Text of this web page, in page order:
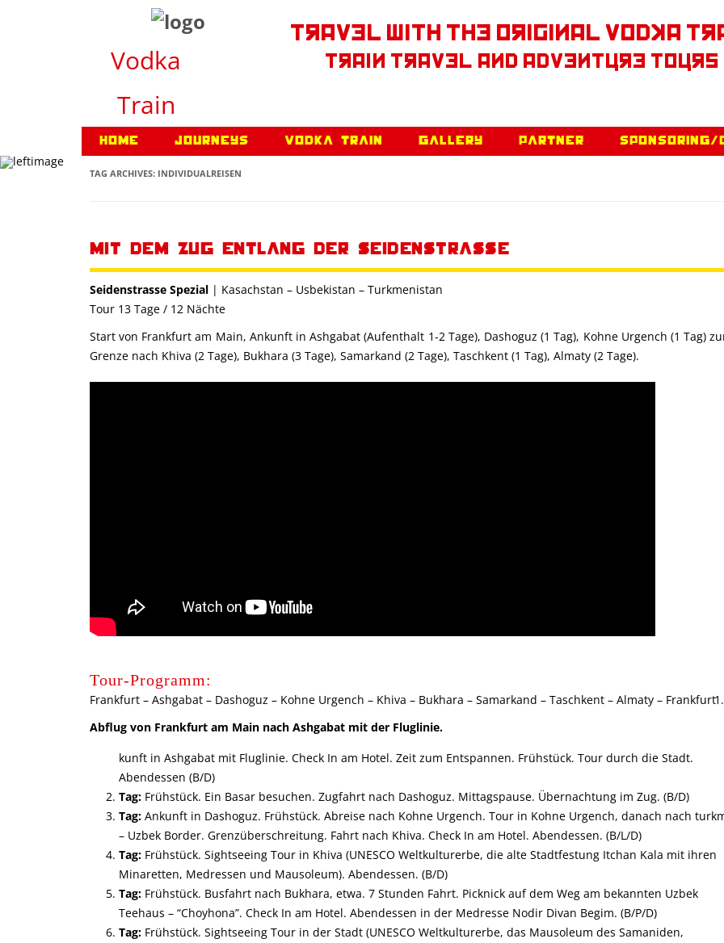
Vodka
Train
Travel With The Original Vodka
Train Travel and Adventure Tours
Skip to content
Home Journeys Vodka Train Gallery Partner Sponsoring/
TAG ARCHIVES: INDIVIDUALREISEN
Mit dem Zug entlang der Seidenstrasse
Seidenstrasse Spezial| Kasachstan – Usbekistan – Turkmenistan
Tour 13 Tage / 12 Nächte
Start von Frankfurt am Main, Ankunft in Ashgabat (Aufenthalt 1-2 Tage), Dashoguz (1 Tag), Kohne Urgench (1 Tag)
Grenze nach Khiva (2 Tage), Bukhara (3 Tage), Samarkand (2 Tage), Taschkent (1 Tag), Almaty (2 Tage).
Tour-Programm:
Frankfurt – Ashgabat – Dashoguz – Kohne Urgench – Khiva – Bukhara – Samarkand – Taschkent – Almaty – Frankfurt
Abflug von Frankfurt am Main nach Ashgabat mit der Fluglinie.
kunft in Ashgabat mit Fluglinie. Check In am Hotel. Zeit zum Entspannen. Frühstück. Tour durch die Stadt.
Abendessen (B/D)
Tag:Frühstück. Ein Basar besuchen. Zugfahrt nach Dashoguz. Mittagspause. Übernachtung im Zug. (B/D)
Tag:Ankunft in Dashoguz. Frühstück. Abreise nach Kohne Urgench. Tour in Kohne Urgench, danach nach
– UzbekBorder. Grenzüberschreitung. Fahrt nach Khiva. Check In am Hotel. Abendessen. (B/L/D)
Tag:Frühstück. Sightseeing Tour in Khiva (UNESCO Weltkulturerbe, die alte Stadtfestung Itchan Kala mit ihren
Minaretten, Medressen und Mausoleum). Abendessen. (B/D)
Tag:Frühstück. Busfahrt nach Bukhara, etwa. 7 Stunden Fahrt. Picknick auf dem Weg am bekannten Uzbek
Teehaus – “Choyhona”. Check In am Hotel. Abendessen in der Medresse Nodir Divan Begim. (B/P/D)
Tag:Frühstück. Sightseeing Tour in der Stadt (UNESCO Weltkulturerbe, das Mausoleum des Samaniden,